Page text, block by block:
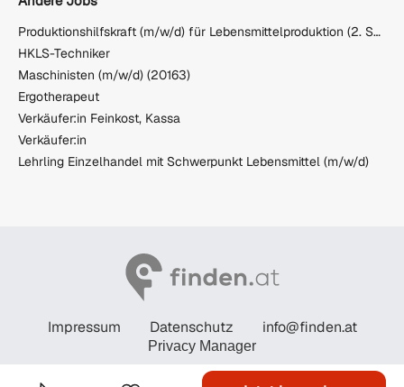
Produktionshilfskraft (m/w/d) für Lebensmittelproduktion (2. Schichtmodell)
HKLS-Techniker
Maschinisten (m/w/d) (20163)
Ergotherapeut
Verkäufer:in Feinkost, Kassa
Verkäufer:in
Lehrling Einzelhandel mit Schwerpunkt Lebensmittel (m/w/d)
Impressum Datenschutz info@finden.at
Privacy Manager
© STANDARD Verlagsgesellschaft m.b.H. 2026